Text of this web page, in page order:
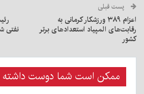
پست قبلی
اعزام ۳۸۹ ورزشکار کرمانی به
رقابت‌های المپیاد استعداد‌های برتر
کشور
نفتی
ممکن است شما دوست داشته